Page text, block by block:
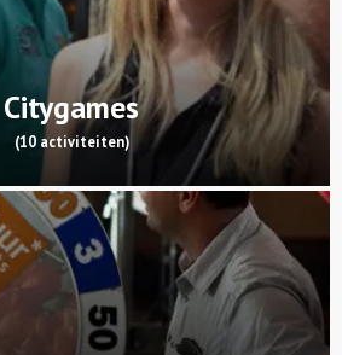
Citygames
(10 activiteiten)